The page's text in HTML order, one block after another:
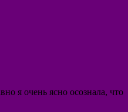
я очень ясно осознала, что